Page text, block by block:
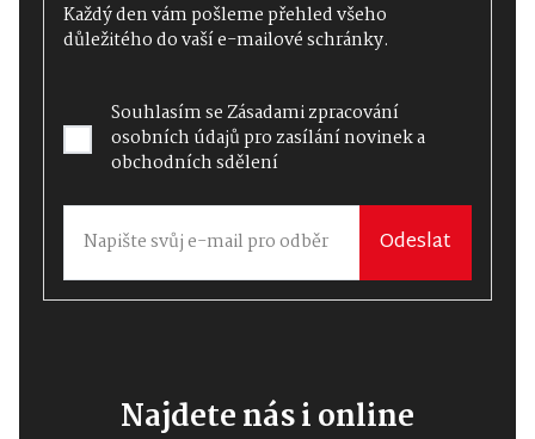
Každý den vám pošleme přehled všeho
důležitého do vaší e-mailové schránky.
Souhlasím seZásadami zpracování
osobních údajůpro zasílání novinek a
obchodních sdělení
Odeslat
Najdete nás i online